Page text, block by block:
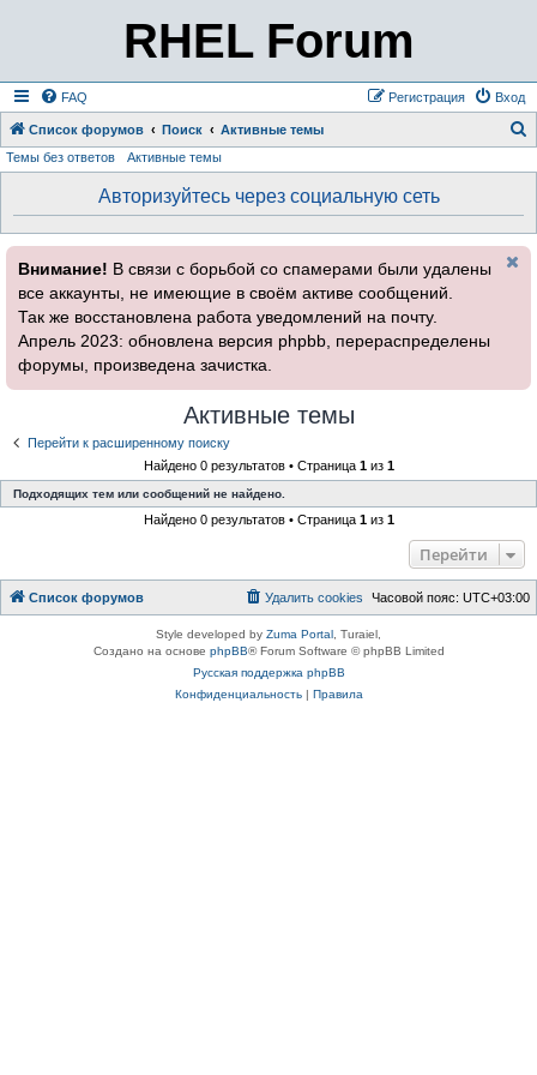
RHEL Forum
FAQ Вход
Регистрация
Список форумов Поиск Активные темы
Темы без ответов Активные темы
Авторизуйтесь через социальную сеть
Внимание! В связи с борьбой со спамерами были удалены
все аккаунты, не имеющие в своём активе сообщений.
Так же восстановлена работа уведомлений на почту.
Апрель 2023: обновлена версия phpbb, перераспределены
форумы, произведена зачистка.
Активные темы
Перейти к расширенному поиску
Найдено 0 результатов • Страница 1из 1
Подходящих тем или сообщений не найдено.
Найдено 0 результатов • Страница 1из 1
Перейти
Список форумов Часовой пояс: UTC+03:00
Удалить cookies
Style developed by Zuma Portal , Turaiel,
Создано на основе phpBB® Forum Software © phpBB Limited
Русская поддержка phpBB
Конфиденциальность| Правила